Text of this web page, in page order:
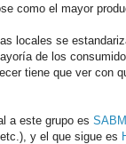
como el mayor
locales se
de los
tiene que ver con
a este grupo es
y el que sigue es